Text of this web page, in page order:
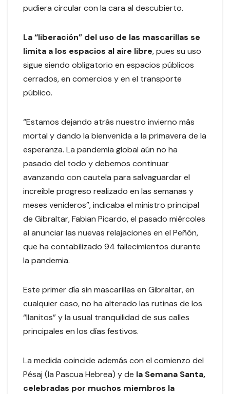
pudiera circular con la cara al descubierto.
La “liberación” del uso de las mascarillas se
limita a los espacios al aire libre, pues su uso
sigue siendo obligatorio en espacios públicos
cerrados, en comercios y en el transporte
público.
“Estamos dejando atrás nuestro invierno más
mortal y dando la bienvenida a la primavera de la
esperanza. La pandemia global aún no ha
pasado del todo y debemos continuar
avanzando con cautela para salvaguardar el
increíble progreso realizado en las semanas y
meses venideros”, indicaba el ministro principal
de Gibraltar, Fabian Picardo, el pasado miércoles
al anunciar las nuevas relajaciones en el Peñón,
que ha contabilizado 94 fallecimientos durante
la pandemia.
Este primer día sin mascarillas en Gibraltar, en
cualquier caso, no ha alterado las rutinas de los
“llanitos” y la usual tranquilidad de sus calles
principales en los días festivos.
La medida coincide además con el comienzo del
Pésaj (la Pascua Hebrea) y de la Semana Santa,
celebradas por muchos miembros la